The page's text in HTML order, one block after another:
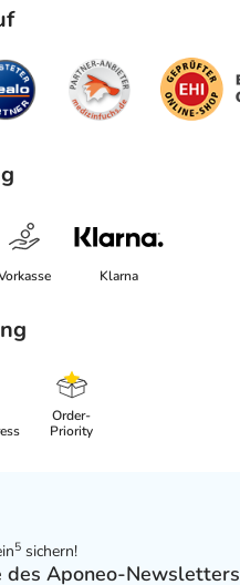
Klarna
Order-
Priority
5 sichern!
des Aponeo-Newsletters